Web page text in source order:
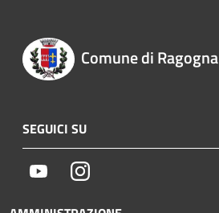
Comune di Ragogna
SEGUICI SU
YoutubeInstagram